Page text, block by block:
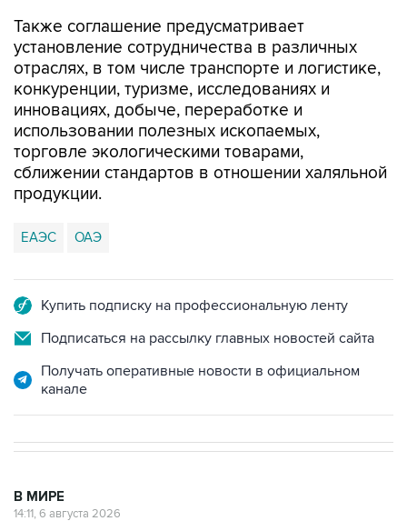
Также соглашение предусматривает
установление сотрудничества в различных
отраслях, в том числе транспорте и логистике,
конкуренции, туризме, исследованиях и
инновациях, добыче, переработке и
использовании полезных ископаемых,
торговле экологическими товарами,
сближении стандартов в отношении халяльной
продукции.
ЕАЭС ОАЭ
Купить подписку на профессиональную ленту
Подписаться на рассылку главных новостей сайта
Получать оперативные новости в официальном
канале
В МИРЕ
14:11, 6 августа 2026